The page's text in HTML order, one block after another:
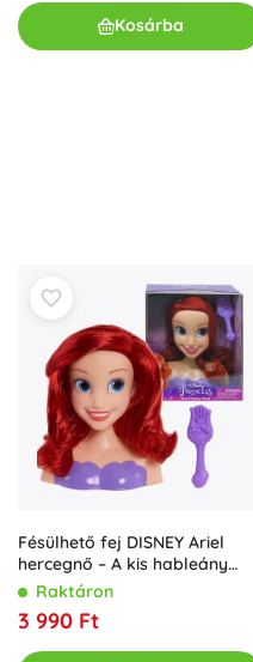
Kosárba
Fésülhető fej DISNEY Ariel
hercegnő – A kis hableány
kefével
Raktáron
3 990 Ft